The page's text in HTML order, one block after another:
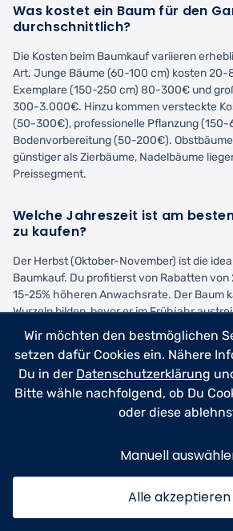
Was kostet ein Baum für den
durchschnittlich?
Die Kosten beim Baumkauf variieren
Art. Junge Bäume (60-100 cm) kosten
Exemplare (150-250 cm) 80-300€ und
300-3.000€. Hinzu kommen versteckte
(50-300€), professionelle Pflanzung
Bodenvorbereitung (50-200€).
günstiger als Zierbäume, Nadelbäume
Preissegment.
Welche Jahreszeit ist am
zu kaufen?
Der Herbst (Oktober-November) ist die
Baumkauf. Du profitierst von Rabatten
15-25% höheren Anwachsrate. Der Baum
Wurzeln bilden, bevor er im Frühjahr
ist das zeitige Frühjahr (März-April) gut für
Bäume geeignet. Vermeide den
und den Winter bei gefrorenen Böden.
Worauf muss ich beim
er sollte proportional zum Baum sein. Der
Containerpflanzen sollte der Baum fest
Bäumen die Wurzeln feucht und flexibel
krankheitsfreie Blätter und Rinde. Kaufe
Wir möchten den bestmöglichen
setzen dafür Cookies ein. Nähere
Du in der Datenschutzerklärung
Bitte wähle nachfolgend, ob Du
oder diese
Manuell
Alle akzeptieren